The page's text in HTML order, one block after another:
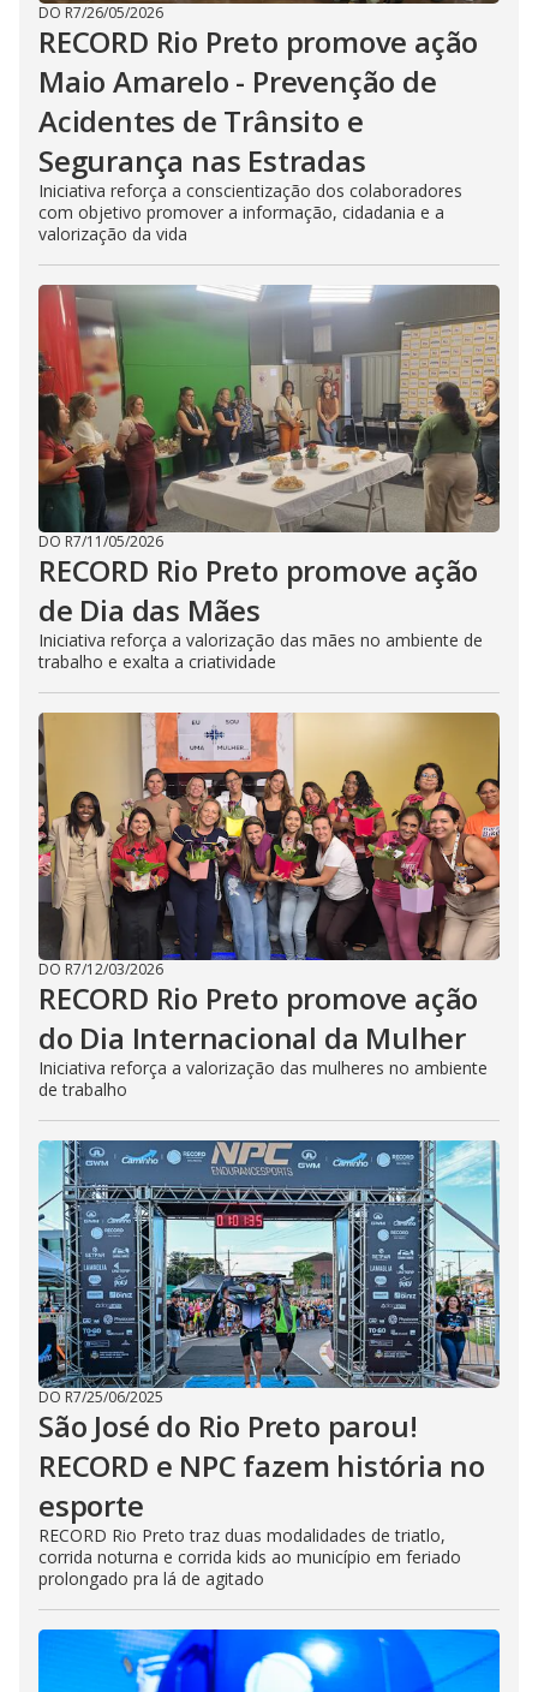
DO R7/26/05/2026
RECORD Rio Preto promove ação
Maio Amarelo - Prevenção de
Acidentes de Trânsito e
Segurança nas Estradas
Iniciativa reforça a conscientização dos colaboradores
com objetivo promover a informação, cidadania e a
valorização da vida
DO R7/11/05/2026
RECORD Rio Preto promove ação
de Dia das Mães
Iniciativa reforça a valorização das mães no ambiente de
trabalho e exalta a criatividade
DO R7/12/03/2026
RECORD Rio Preto promove ação
do Dia Internacional da Mulher
Iniciativa reforça a valorização das mulheres no ambiente
de trabalho
DO R7/25/06/2025
São José do Rio Preto parou!
RECORD e NPC fazem história no
esporte
RECORD Rio Preto traz duas modalidades de triatlo,
corrida noturna e corrida kids ao município em feriado
prolongado pra lá de agitado